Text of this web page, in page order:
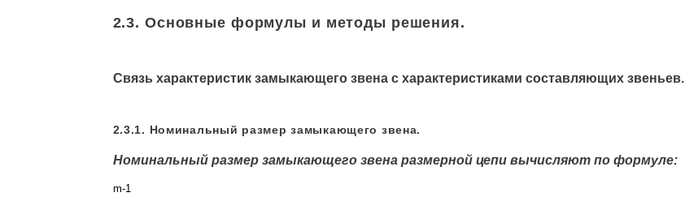
2.3. Основные формулы и методы решения.
Связь характеристик замыкающего звена с характеристиками составляющих звеньев.
2.3.1. Номинальный размер замыкающего звена.
Номинальный размер замыкающего звена размерной цепи вычисляют по формуле:
m-1